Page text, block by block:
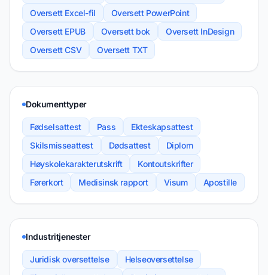
Oversett Excel-fil
Oversett PowerPoint
Oversett EPUB
Oversett bok
Oversett InDesign
Oversett CSV
Oversett TXT
Dokumenttyper
Fødselsattest Pass
Ekteskapsattest
Skilsmisseattest
Dødsattest
Diplom
Høyskolekarakterutskrift
Kontoutskrifter
Førerkort
Medisinsk rapport Visum Apostille
Industritjenester
Juridisk oversettelse
Helseoversettelse